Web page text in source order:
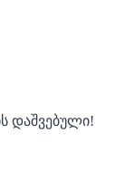
დაშვებული!